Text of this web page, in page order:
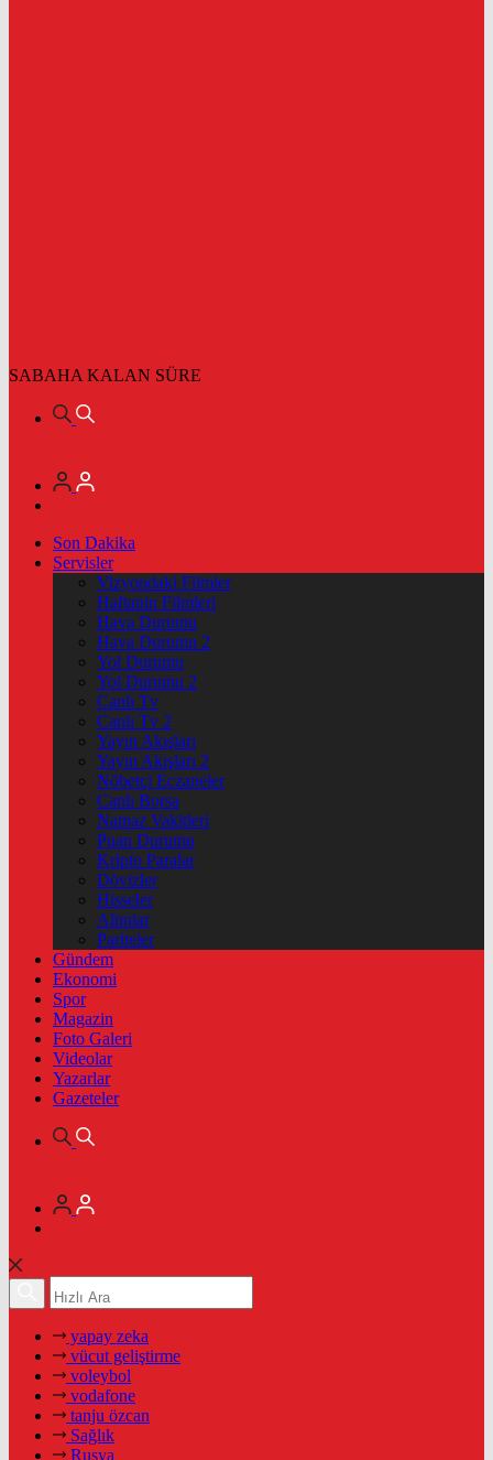
SABAHA KALAN SÜRE
Son Dakika
Servisler
Vizyondaki Filmler
Haftanin Filmleri
Hava Durumu
Hava Durumu 2
Yol Durumu
Yol Durumu 2
Canlı Tv
Canlı Tv 2
Yayın Akışları
Yayın Akışları 2
Nöbetçi Eczaneler
Canlı Borsa
Namaz Vakitleri
Puan Durumu
Kripto Paralar
Dövizler
Hisseler
Altınlar
Pariteler
Gündem
Ekonomi
Spor
Magazin
Foto Galeri
Videolar
Yazarlar
Gazeteler
yapay zeka
vücut geliştirme
voleybol
vodafone
tanju özcan
Sağlık
Rusya